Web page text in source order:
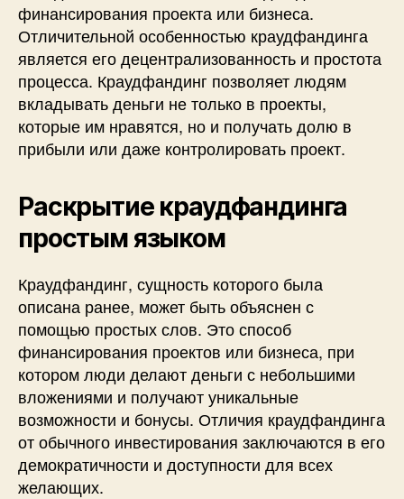
финансирования проекта или бизнеса.
Отличительной особенностью краудфандинга
является его децентрализованность и простота
процесса. Краудфандинг позволяет людям
вкладывать деньги не только в проекты,
которые им нравятся, но и получать долю в
прибыли или даже контролировать проект.
Раскрытие краудфандинга
простым языком
Краудфандинг, сущность которого была
описана ранее, может быть объяснен с
помощью простых слов. Это способ
финансирования проектов или бизнеса, при
котором люди делают деньги с небольшими
вложениями и получают уникальные
возможности и бонусы. Отличия краудфандинга
от обычного инвестирования заключаются в его
демократичности и доступности для всех
желающих.